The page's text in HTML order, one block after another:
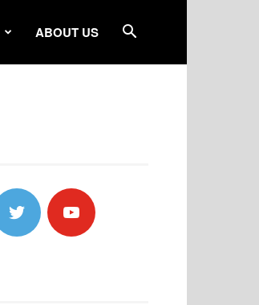
ABOUT US